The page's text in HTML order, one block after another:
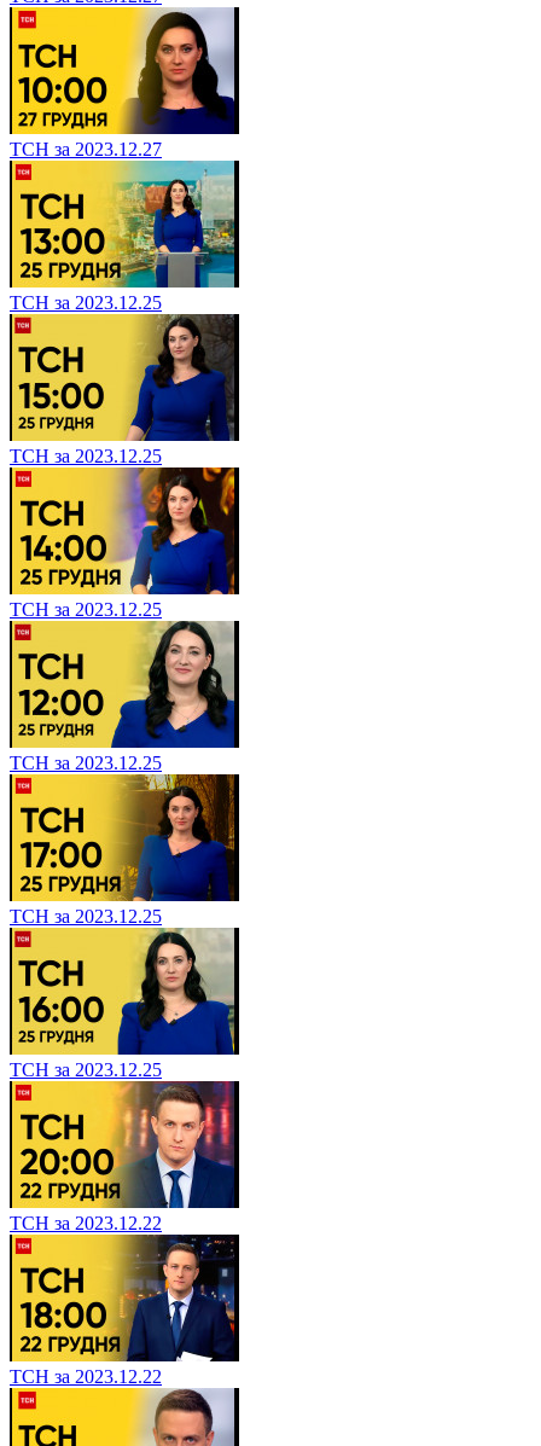
ТСН за 2023.12.27
ТСН за 2023.12.25
ТСН за 2023.12.25
ТСН за 2023.12.25
ТСН за 2023.12.25
ТСН за 2023.12.25
ТСН за 2023.12.25
ТСН за 2023.12.22
ТСН за 2023.12.22